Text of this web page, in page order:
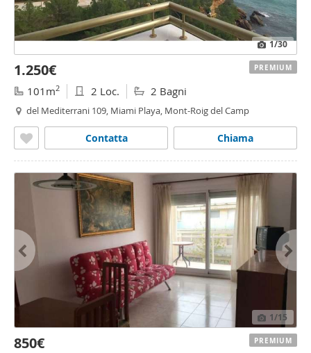
1/30
1.250€
101m2 2 Loc. 2 Bagni
del Mediterrani 109, Miami Playa, Mont-Roig del Camp
Chiama
Contatta
PREMIUM
1/15
850€ PREMIUM